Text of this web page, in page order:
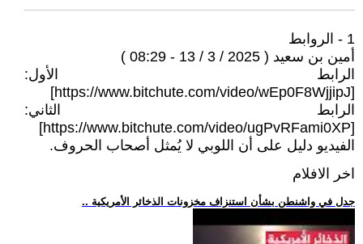
1 - الروابط
أمين بن سعيد ( 2025 / 3 / 13 - 08:29 )
الرابط الأول:
[https://www.bitchute.com/video/wEp0F8WjjipJ]
الرابط الثاني:
[https://www.bitchute.com/video/ugPvRFami0XP]
الفيديو دليل على أن اللوبي لا يُمثل أصحاب الحروف.
اخر الافلام
.. جدل في واشنطن بشأن استنزاف مخزونات الذخائر الأمريكية